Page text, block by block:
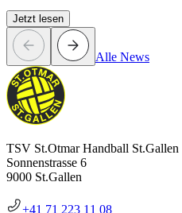
Jetzt lesen
Alle News
TSV St.Otmar Handball St.Gallen
Sonnenstrasse 6
9000 St.Gallen
+41 71 223 11 08